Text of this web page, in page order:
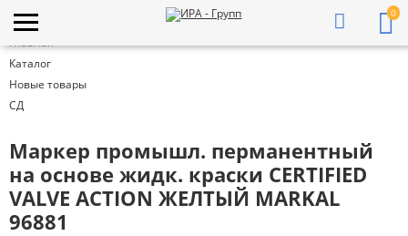
0
Главная
Каталог
Новые товары
СД
Маркер промышл. перманентный
на основе жидк. краски CERTIFIED
VALVE ACTION ЖЕЛТЫЙ MARKAL
96881